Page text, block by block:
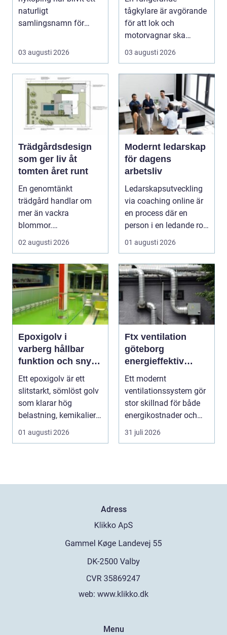
naturligt
samlingsnamn för
kombinera lägre ene...
03 augusti 2026
tågkylare är avgörande
för att lok och
motorvagnar ska
kunna leverera pålitlig
drift d...
03 augusti 2026
Trädgårdsdesign
som ger liv åt
tomten året runt
En genomtänkt
trädgård handlar om
mer än vackra
blommor.
trädgårdsdesign
förenar funktion, form
och ...
02 augusti 2026
Modernt ledarskap
för dagens
arbetsliv
Ledarskapsutveckling
via coaching online är
en process där en
person i en ledande roll
f&a...
01 augusti 2026
Epoxigolv i
varberg hållbar
funktion och snygg
design i samma
lösning
Ett epoxigolv är ett
slitstarkt, sömlöst golv
som klarar hög
belastning, kemikalier
och väta utan at...
01 augusti 2026
Ftx ventilation
göteborg
energieffektiv
lösning för ett
bättre
inomhusklimat
Ett modernt
ventilationssystem gör
stor skillnad för både
energikostnader och
välmående. I en stad
s...
31 juli 2026
Adress
web: www.klikko.dk
Menu